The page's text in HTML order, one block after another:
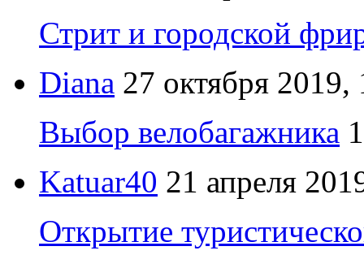
Стрит и городской
Diana 27 октября 2019,
Выбор велобагажника
Katuar40 21 апреля
Открытие